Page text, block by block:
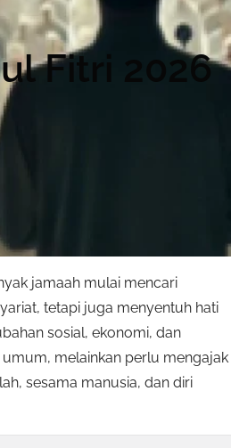
Fitri 2026
jamaah mulai mencari
tetapi juga menyentuh hati
sosial, ekonomi, dan
melainkan perlu mengajak
sesama manusia, dan diri